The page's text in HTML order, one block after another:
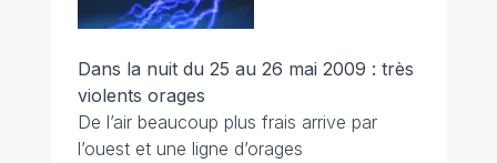
Dans la nuit du 25 au 26 mai 2009 : très
violents orages
De l’air beaucoup plus frais arrive par
l’ouest et une ligne d’orages